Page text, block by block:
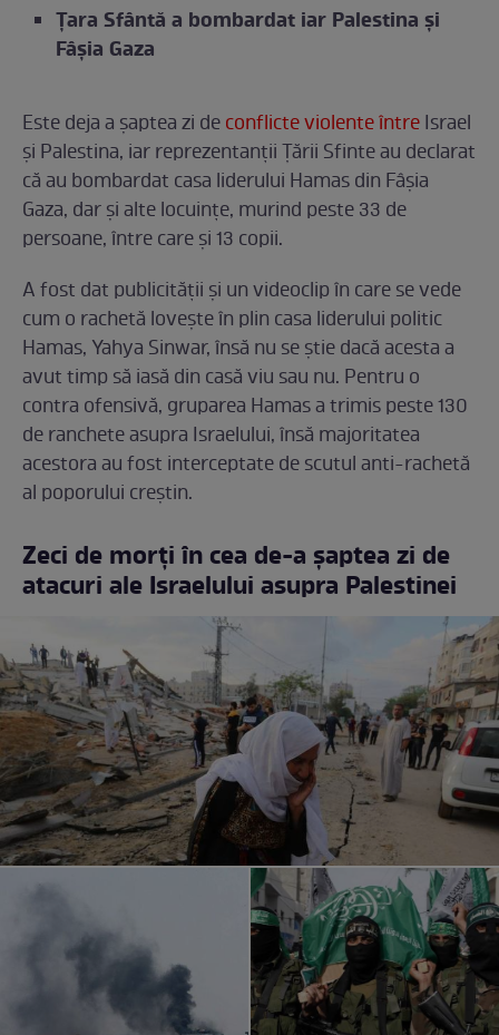
Țara Sfântă a bombardat iar Palestina și
Fâșia Gaza
Este deja a șaptea zi deconflicte violente întreIsrael
și Palestina, iar reprezentanții Țării Sfinte au declarat
că au bombardat casa liderului Hamas din Fâșia
Gaza, dar și alte locuințe, murind peste 33 de
persoane, între care și 13 copii.
A fost dat publicității și un videoclip în care se vede
cum o rachetă lovește în plin casa liderului politic
Hamas, Yahya Sinwar, însă nu se știe dacă acesta a
avut timp să iasă din casă viu sau nu. Pentru o
contra ofensivă, gruparea Hamas a trimis peste 130
de ranchete asupra Israelului, însă majoritatea
acestora au fost interceptate de scutul anti-rachetă
al poporului creștin.
Zeci de morți în cea de-a șaptea zi de
atacuri ale Israelului asupra Palestinei